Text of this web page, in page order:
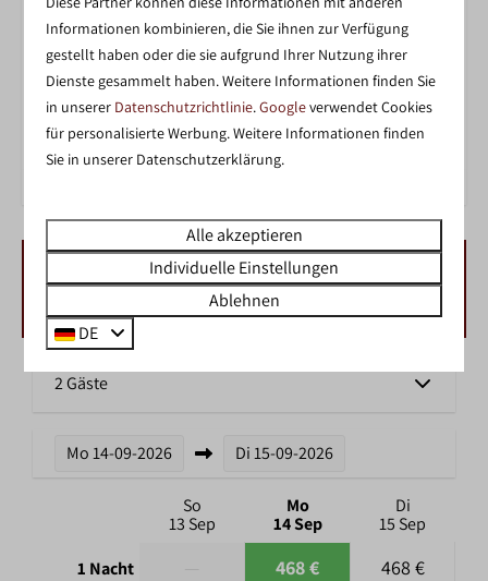
ZWEMMEN IN HET BINNENZWEMBAD
VERFÜGBARKEIT UND PREIS
2 Gäste
Mo14-09-2026 Di15-09-2026
So
13 Sep
Mo
14 Sep
Di
15 Sep
1 Nacht
468 € 468 €
Informationen kombinieren, die Sie ihnen zur Verfügung
gestellt haben oder die sie aufgrund Ihrer Nutzung ihrer
Dienste gesammelt haben. Weitere Informationen finden Sie
in unserer Datenschutzrichtlinie.Googleverwendet Cookies
für personalisierte Werbung. Weitere Informationen finden
Sie in unserer Datenschutzerklärung.
Alle akzeptieren
Individuelle Einstellungen
Ablehnen
DE